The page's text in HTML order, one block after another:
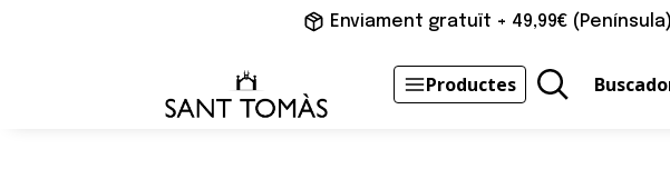
Enviament gratuït + 49,99€ (Península)
Productes